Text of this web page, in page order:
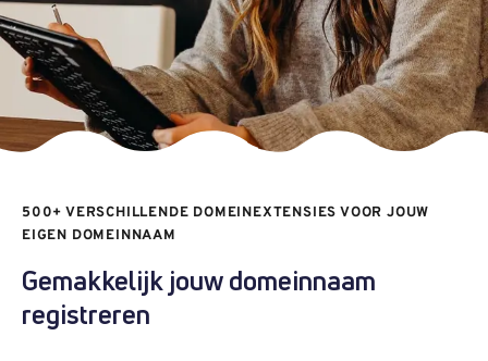
.net
Registratie € 9,79
Verhuizen: € 9,79
€ 14,79
.be
€ 5,39
Verlengen € 7,29
500+ VERSCHILLENDE DOMEINEXTENSIES VOOR JOUW
EIGEN DOMEINNAAM
Gemakkelijk jouw domeinnaam
registreren